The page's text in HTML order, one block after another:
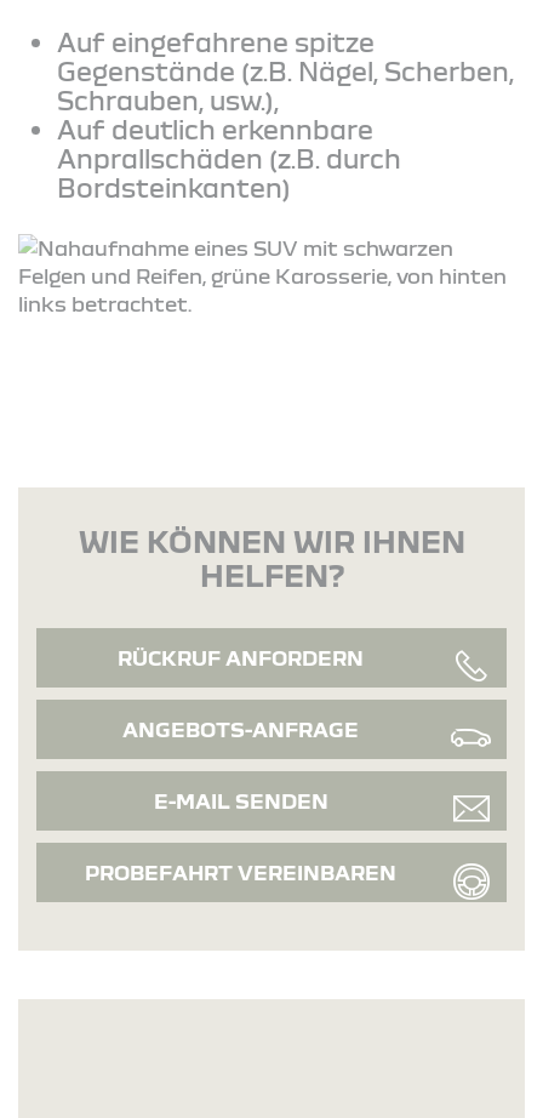
Auf eingefahrene spitze
Gegenstände (z.B. Nägel, Scherben,
Schrauben, usw.),
Auf deutlich erkennbare
Anprallschäden (z.B. durch
Bordsteinkanten)
WIE KÖNNEN WIR IHNEN
HELFEN?
RÜCKRUF ANFORDERN
ANGEBOTS-ANFRAGE
E-MAIL SENDEN
PROBEFAHRT VEREINBAREN